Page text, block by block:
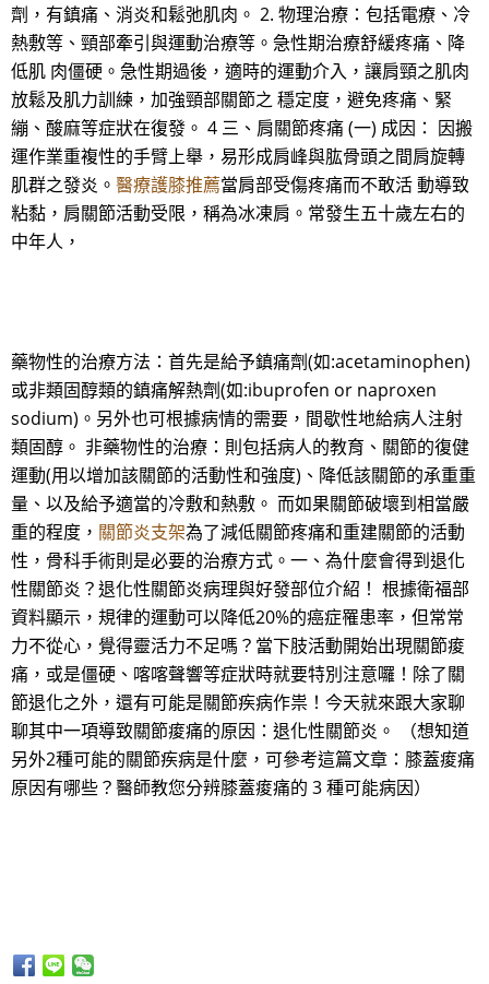
劑，有鎮痛、消炎和鬆弛肌肉。 2. 物理治療：包括電療、冷
熱敷等、頸部牽引與運動治療等。急性期治療舒緩疼痛、降
低肌 肉僵硬。急性期過後，適時的運動介入，讓肩頸之肌肉
放鬆及肌力訓練，加強頸部關節之 穩定度，避免疼痛、緊
繃、酸麻等症狀在復發。 4 三、肩關節疼痛 (一) 成因： 因搬
運作業重複性的手臂上舉，易形成肩峰與肱骨頭之間肩旋轉
肌群之發炎。 醫療護膝推薦當肩部受傷疼痛而不敢活 動導致
粘黏，肩關節活動受限，稱為冰凍肩。常發生五十歲左右的
中年人，
藥物性的治療方法：首先是給予鎮痛劑(如:acetaminophen)
或非類固醇類的鎮痛解熱劑(如:ibuprofen or naproxen
sodium)。另外也可根據病情的需要，間歇性地給病人注射
類固醇。 非藥物性的治療：則包括病人的教育、關節的復健
運動(用以增加該關節的活動性和強度)、降低該關節的承重重
量、以及給予適當的冷敷和熱敷。 而如果關節破壞到相當嚴
重的程度， 關節炎支架為了減低關節疼痛和重建關節的活動
性，骨科手術則是必要的治療方式。一、為什麼會得到退化
性關節炎？退化性關節炎病理與好發部位介紹！ 根據衛福部
資料顯示，規律的運動可以降低20%的癌症罹患率，但常常
力不從心，覺得靈活力不足嗎？當下肢活動開始出現關節痠
痛，或是僵硬、喀喀聲響等症狀時就要特別注意囉！除了關
節退化之外，還有可能是關節疾病作祟！今天就來跟大家聊
聊其中一項導致關節痠痛的原因：退化性關節炎。 （想知道
另外2種可能的關節疾病是什麼，可參考這篇文章：膝蓋痠痛
原因有哪些？醫師教您分辨膝蓋痠痛的 3 種可能病因）